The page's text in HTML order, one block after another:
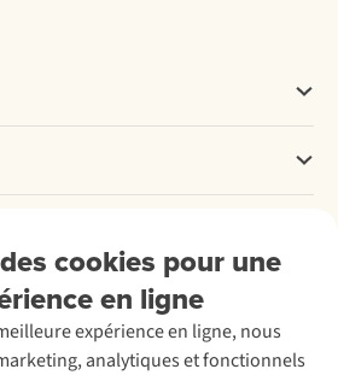
cookies pour une
en ligne
expérience en ligne, nous
analytiques et fonctionnels
d’hiver